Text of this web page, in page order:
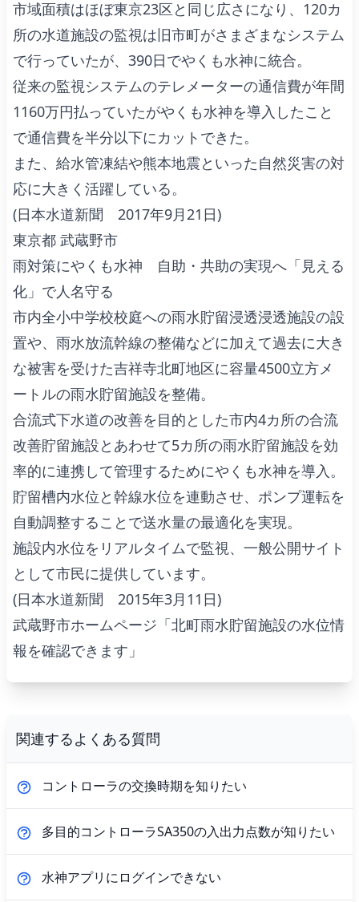
市域面積はほぼ東京23区と同じ広さになり、120カ
所の水道施設の監視は旧市町がさまざまなシステム
で行っていたが、390日でやくも水神に統合。
従来の監視システムのテレメーターの通信費が年間
1160万円払っていたがやくも水神を導入したこと
で通信費を半分以下にカットできた。
また、給水管凍結や熊本地震といった自然災害の対
応に大きく活躍している。
(日本水道新聞 2017年9月21日)
東京都 武蔵野市
雨対策にやくも水神 自助・共助の実現へ「見える
化」で人名守る
市内全小中学校校庭への雨水貯留浸透浸透施設の設
置や、雨水放流幹線の整備などに加えて過去に大き
な被害を受けた吉祥寺北町地区に容量4500立方メ
ートルの雨水貯留施設を整備。
合流式下水道の改善を目的とした市内4カ所の合流
改善貯留施設とあわせて5カ所の雨水貯留施設を効
率的に連携して管理するためにやくも水神を導入。
貯留槽内水位と幹線水位を連動させ、ポンプ運転を
自動調整することで送水量の最適化を実現。
施設内水位をリアルタイムで監視、一般公開サイト
として市民に提供しています。
(日本水道新聞 2015年3月11日)
武蔵野市ホームページ「北町雨水貯留施設の水位情
報を確認できます」
関連するよくある質問
コントローラの交換時期を知りたい
多目的コントローラSA350の入出力点数が知りたい
水神アプリにログインできない